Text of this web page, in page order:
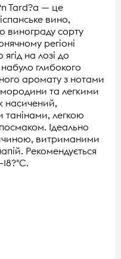
Tard?a — це
вино,
винограду сорту
регіоні
на лозі до
глибокого
аромату з нотами
та легкими
насичений,
танінами, легкою
Ідеально
витриманими
Рекомендується